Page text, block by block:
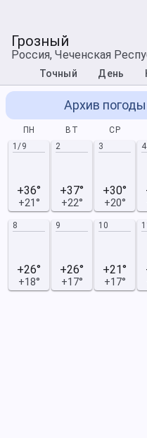
Грозный
Россия, Чеченская
Точный День
Архив
ПН ВТ СР
1/9
+36°
+21°
2
+37°
+22°
3
+30°
+20°
4
8
+26°
+18°
9
+26°
+17°
10
+21°
+17°